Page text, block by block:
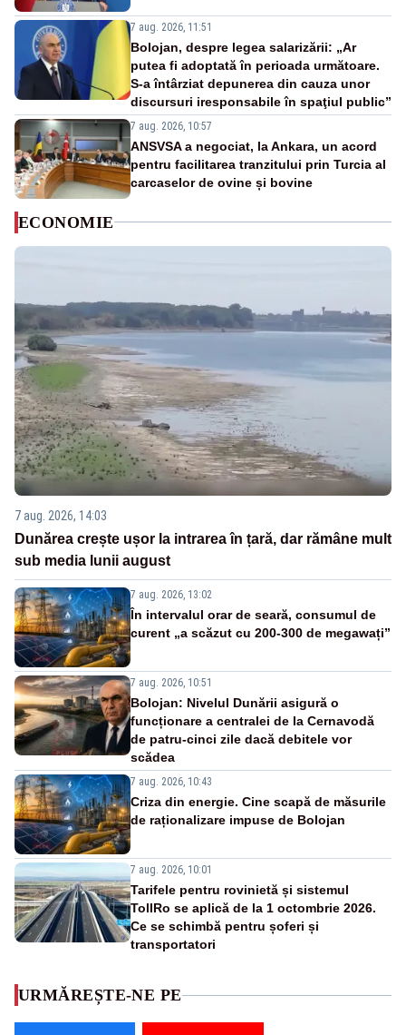
7 aug. 2026, 11:51
Bolojan, despre legea salarizării: „Ar
putea fi adoptată în perioada următoare.
S-a întârziat depunerea din cauza unor
discursuri iresponsabile în spaţiul public”
7 aug. 2026, 10:57
ANSVSA a negociat, la Ankara, un acord
pentru facilitarea tranzitului prin Turcia al
carcaselor de ovine și bovine
ECONOMIE
7 aug. 2026, 14:03
Dunărea crește ușor la intrarea în țară, dar rămâne mult
sub media lunii august
7 aug. 2026, 13:02
În intervalul orar de seară, consumul de
curent „a scăzut cu 200-300 de megawați”
7 aug. 2026, 10:51
Bolojan: Nivelul Dunării asigură o
funcționare a centralei de la Cernavodă
de patru-cinci zile dacă debitele vor
scădea
7 aug. 2026, 10:43
Criza din energie. Cine scapă de măsurile
de raționalizare impuse de Bolojan
7 aug. 2026, 10:01
Tarifele pentru rovinietă și sistemul
TollRo se aplică de la 1 octombrie 2026.
Ce se schimbă pentru șoferi și
transportatori
URMĂREȘTE-NE PE